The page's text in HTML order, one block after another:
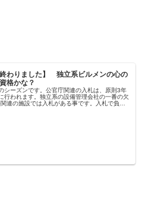
終わりました】 独立系ビルメンの心の
格かな？
シーズンです。公官庁関連の入札は、原則3年
行われます。独立系の設備管理会社の一番の欠
連の施設では入札がある事です。入札で負け